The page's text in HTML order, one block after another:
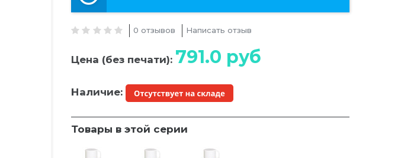
0 отзывов Написать отзыв
Цена (без печати): 791.0 руб
Наличие:
Товары в этой серии